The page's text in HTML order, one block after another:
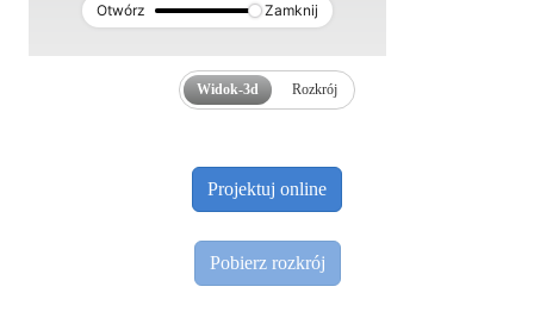
Otwórz Zamknij
Widok-3d Rozkrój